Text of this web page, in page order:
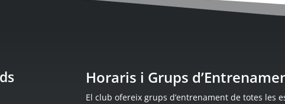
Horaris i Grups
El club ofereix grups d’entrenament de totes les